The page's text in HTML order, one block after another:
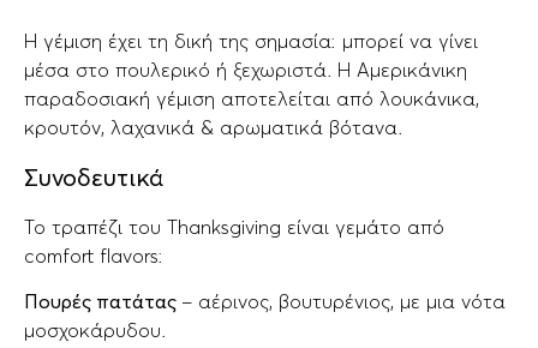
Η γέμιση έχει τη δική της σημασία: μπορεί να γίνει
μέσα στο πουλερικό ή ξεχωριστά. H Αμερικάνικη
παραδοσιακή γέμιση αποτελείται από λουκάνικα,
κρουτόν, λαχανικά & αρωματικά βότανα.
Συνοδευτικά
Το τραπέζι του Thanksgiving είναι γεμάτο από
comfort flavors:
Πουρές πατάτας – αέρινος, βουτυρένιος, με μια νότα
μοσχοκάρυδου.